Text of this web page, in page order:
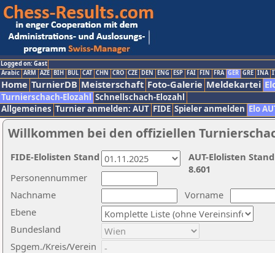
Logged on: Gast
Arabic ARM AZE BIH BUL CAT CHN CRO CZE DEN ENG ESP FAI FIN FRA GER GRE INA
Home TurnierDB Meisterschaft Foto-Galerie Meldekartei
Turnierschach-Elozahl Schnellschach-Elozahl
Allgemeines Turnier anmelden: AUT FIDE Spieler anmelden Elo
Willkommen bei den offiziellen
Nachname
Vorname
Ebene
Personennummer
Bundesland
Spgem./Kreis/Verein
AUT-Elolisten
8.601
FIDE-Elolisten Stand